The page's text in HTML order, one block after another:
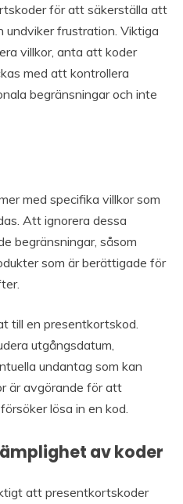
för att säkerställa att
undviker frustration. Viktiga
villkor, anta att koder
med att kontrollera
begränsningar och inte
med specifika villkor som
Att ignorera dessa
begränsningar, såsom
som är berättigade för
till en presentkortskod.
utgångsdatum,
undantag som kan
är avgörande för att
lösa in en kod.
av koder
att presentkortskoder